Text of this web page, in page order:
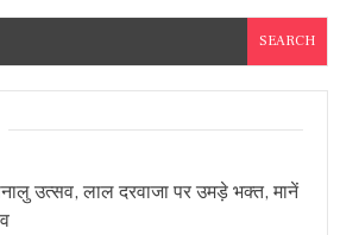
क
,
र
म
उत्सव, लाल दरवाजा पर उमड़े भक्त, मानें